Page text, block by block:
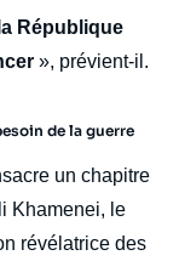
République
», prévient-il.
de la guerre
un chapitre
Khamenei, le
révélatrice des